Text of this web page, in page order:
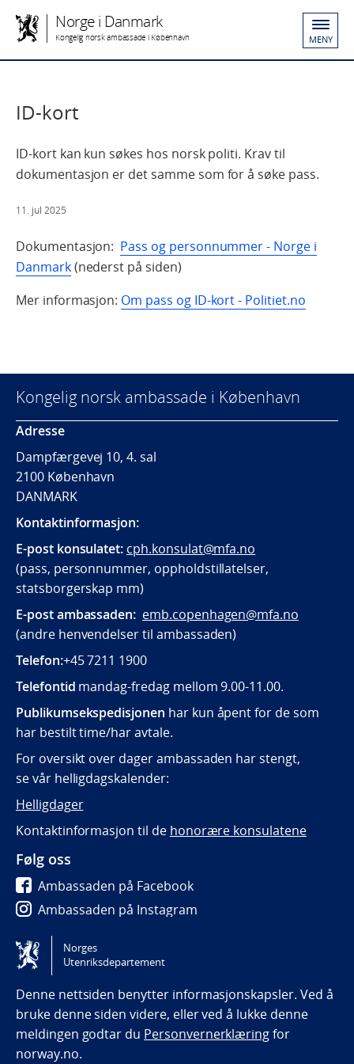
Norge i Danmark
Kongelig norsk ambassade i København MENY
ID-kort
ID-kort kan kun søkes hos norsk politi. Krav til
dokumentasjon er det samme som for å søke pass.
11. jul 2025
Dokumentasjon: Pass og personnummer - Norge i
Danmark(nederst på siden)
Mer informasjon: Om pass og ID-kort - Politiet.no
Kongelig norsk ambassade i København
Adresse
Dampfærgevej 10, 4. sal
2100 København
DANMARK
Kontaktinformasjon:
E-post konsulatet: cph.konsulat@mfa.no
(pass, personnummer, oppholdstillatelser,
statsborgerskap mm)
E-post ambassaden: emb.copenhagen@mfa.no
(andre henvendelser til ambassaden)
Telefon:+45 7211 1900
Telefontid mandag-fredag mellom 9.00-11.00.
Publikumsekspedisjonen har kun åpent for de som
har bestilt time/har avtale.
For oversikt over dager ambassaden har stengt,
se vår helligdagskalender:
Helligdager
Kontaktinformasjon til de honorære konsulatene
Følg oss
Ambassaden på Facebook
Ambassaden på Instagram
Ambassaden på LinkedIn
Tilgjengelighetserklæring / Accessibility statement
(NO)
Norges
Utenriksdepartement
Denne nettsiden benytter informasjonskapsler. Ved å
bruke denne siden videre, eller ved å lukke denne
meldingen godtar du Personvernerklæringfor
norway.no.